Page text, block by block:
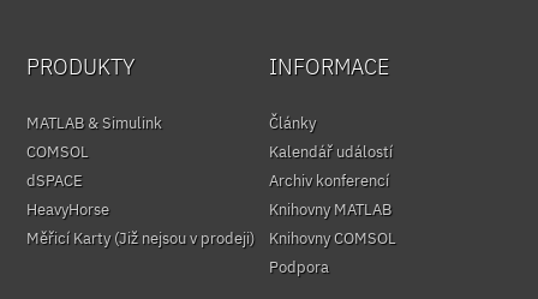
PRODUKTY
MATLAB & Simulink
COMSOL
dSPACE
HeavyHorse
Měřicí Karty (Již nejsou v prodeji)
INFORMACE
Články
Kalendář událostí
Archiv konferencí
Knihovny MATLAB
Knihovny COMSOL
Podpora